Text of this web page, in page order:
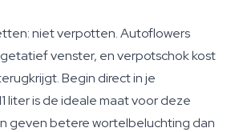
niet verpotten. Autoflowers
venster, en verpotschok kost
Begin direct in je
liter is de ideale maat voor deze
geven betere wortelbeluchting dan